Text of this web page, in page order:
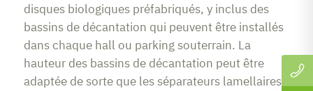
disques biologiques préfabriqués, y inclus des
bassins de décantation qui peuvent être installés
dans chaque hall ou parking souterrain. La
hauteur des bassins de décantation peut être
adaptée de sorte que les séparateurs lamellaires